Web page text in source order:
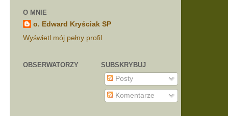
O MNIE
o. Edward Kryściak SP
Wyświetl mój pełny profil
OBSERWATORZY
SUBSKRYBUJ
Posty
Komentarze